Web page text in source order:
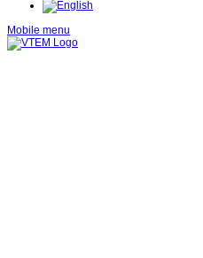
Mobile menu